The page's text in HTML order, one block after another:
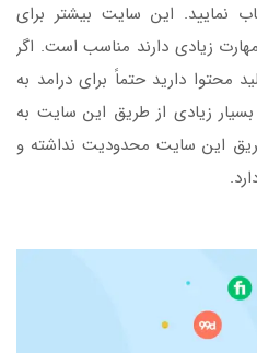
نمایید. این سایت بیشتر برای
زیادی دارند مناسب است. اگر
محتوا دارید حتماً برای درامد به
زیادی از طریق این سایت به
این سایت محدودیت نداشته و